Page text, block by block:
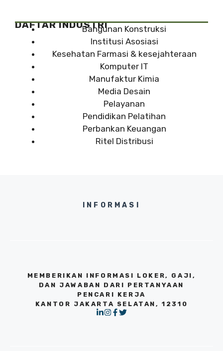
DAFTAR INDUSTRIBangunan Konstruksi
Institusi Asosiasi
Kesehatan Farmasi & kesejahteraan
Komputer IT
Manufaktur Kimia
Media Desain
Pelayanan
Pendidikan Pelatihan
Perbankan Keuangan
Ritel Distribusi
INFORMASI
MEMBERIKAN INFORMASI LOKER, GAJI,
DAN JAWABAN DARI PERTANYAAN
PENCARI KERJA
KANTOR JAKARTA SELATAN, 12310